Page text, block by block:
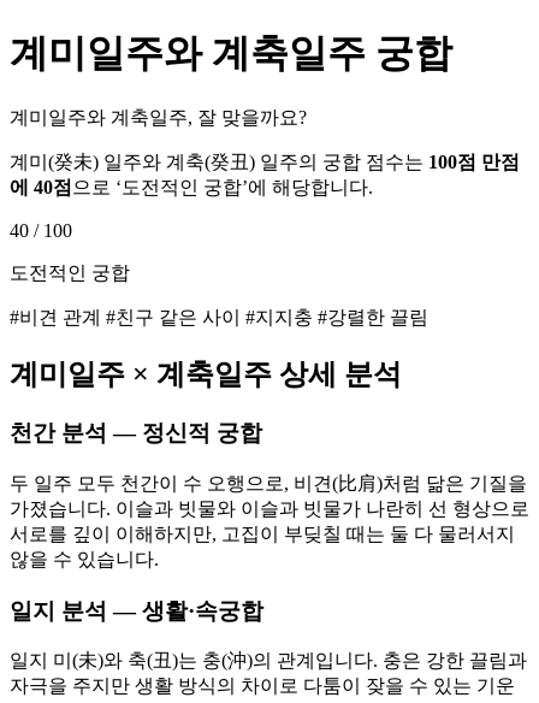
계미일주와 계축일주 궁합
계미일주와 계축일주, 잘 맞을까요?
계미 (癸未) 일주와 계축(癸丑) 일주의 궁합 점수는 100점 만점
에 40점 으로 ‘도전적인 궁합’에 해당합니다.
40 / 100
도전적인 궁합
#비견 관계 #친구 같은 사이 #지지충 #강렬한 끌림
계미 일주 × 계축일주 상세 분석
천간 분석 — 정신적 궁합
두 일주 모두 천간이 수 오행으로, 비견(比肩)처럼 닮은 기질을
가졌습니다. 이슬과 빗물와 이슬과 빗물가 나란히 선 형상으로
서로를 깊이 이해하지만, 고집이 부딪칠 때는 둘 다 물러서지
않을 수 있습니다.
일지 분석 — 생활·속궁합
일지 미(未)와 축(丑)는 충(沖)의 관계입니다. 충은 강한 끌림과
자극을 주지만 생활 방식의 차이로 다툼이 잦을 수 있는 기운